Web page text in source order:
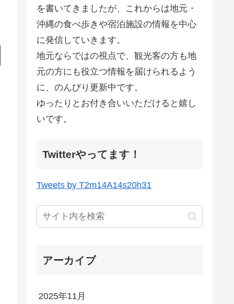
を書いてきましたが、これからは地元・
沖縄の食べ歩きや宿泊施設の情報を中心
に発信していきます。
地元ならではの視点で、観光客の方も地
元の方にも役立つ情報を届けられるよう
に、のんびり更新中です。
ゆったりとお付き合いいただけると嬉し
いです。
Twitterやってます！
Tweets by T2m14A14s20h31
アーカイブ
2025年11月